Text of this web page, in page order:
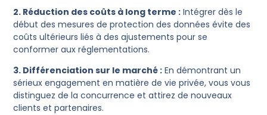
2. Réduction des coûts à long terme : Intégrer dès le
début des mesures de protection des données évite des
coûts ultérieurs liés à des ajustements pour se
conformer aux réglementations.
3. Différenciation sur le marché : En démontrant un
sérieux engagement en matière de vie privée, vous vous
distinguez de la concurrence et attirez de nouveaux
clients et partenaires.